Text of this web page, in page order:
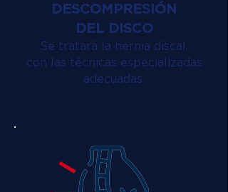
DESCOMPRESIÓN
DEL DISCO
Se tratará la hernia discal.
con las técnicas especializadas
adecuadas.